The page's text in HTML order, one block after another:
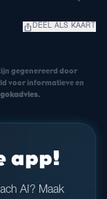
ios_share DEEL ALS KAART
gegenereerd door
voor informatieve en
.
app!
AI? Maak